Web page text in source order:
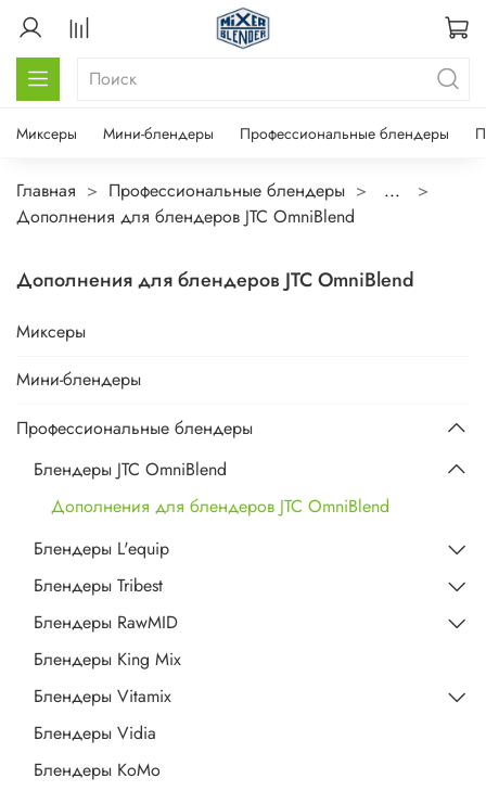
Миксеры Мини-блендеры Профессиональные блендеры
Главная Профессиональные блендеры
...
Дополнения для блендеров JTC OmniBlend
Дополнения для блендеров JTC OmniBlend
Миксеры
Мини-блендеры
Профессиональные блендеры
Блендеры JTC OmniBlend
Дополнения для блендеров JTC OmniBlend
Блендеры L'equip
Блендеры Tribest
Блендеры RawMID
Блендеры King Mix
Блендеры Vitamix
Блендеры Vidia
Блендеры KoMo